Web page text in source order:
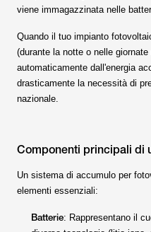
viene immagazzinata nelle
Quando il tuo impianto
(durante la notte o nelle
automaticamente dall'energia
drasticamente la necessità di
nazionale.
Componenti principali di
Un sistema di accumulo per
elementi essenziali:
Batterie: Rappresentano il